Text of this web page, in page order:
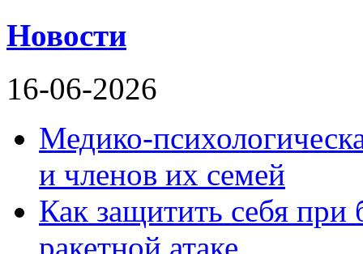
Новости
16-06-2026
Медико-
и членов их семей
Как защитить себя при